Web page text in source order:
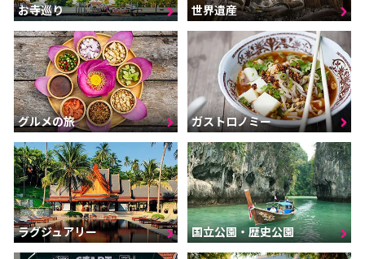
お寺巡り 世界遺産
グルメの旅 ガストロノミー
ラグジュアリー 国立公園・歴史公園